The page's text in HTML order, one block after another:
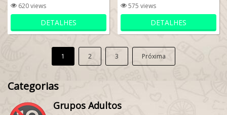
620 views
DETALHES
575 views
DETALHES
1 2 3 Próxima
Categorias
Grupos Adultos